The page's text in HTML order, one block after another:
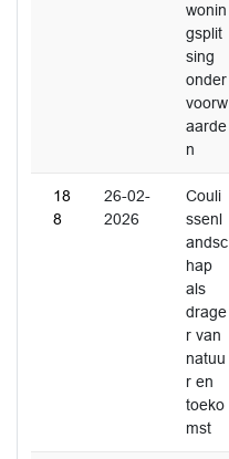
wonin
gsplit
sing
onder
voorw
aarde
n
18
8
26-02-
2026
Couli
ssenl
andsc
hap
als
drage
r van
natuu
r en
toeko
mst